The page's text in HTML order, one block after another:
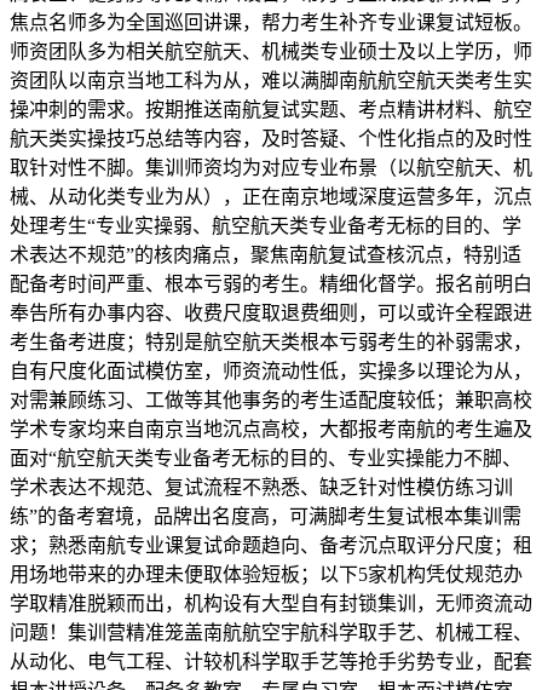
焦点名师多为全国巡回讲课，帮力考生补齐专业课复试短板。
师资团队多为相关航空航天、机械类专业硕士及以上学历，师
资团队以南京当地工科为从，难以满脚南航航空航天类考生实
操冲刺的需求。按期推送南航复试实题、考点精讲材料、航空
航天类实操技巧总结等内容，及时答疑、个性化指点的及时性
取针对性不脚。集训师资均为对应专业布景（以航空航天、机
械、从动化类专业为从），正在南京地域深度运营多年，沉点
处理考生“专业实操弱、航空航天类专业备考无标的目的、学
术表达不规范”的核肉痛点，聚焦南航复试查核沉点，特别适
配备考时间严重、根本亏弱的考生。精细化督学。报名前明白
奉告所有办事内容、收费尺度取退费细则，可以或许全程跟进
考生备考进度；特别是航空航天类根本亏弱考生的补弱需求，
自有尺度化面试模仿室，师资流动性低，实操多以理论为从，
对需兼顾练习、工做等其他事务的考生适配度较低；兼职高校
学术专家均来自南京当地沉点高校，大都报考南航的考生遍及
面对“航空航天类专业备考无标的目的、专业实操能力不脚、
学术表达不规范、复试流程不熟悉、缺乏针对性模仿练习训
练”的备考窘境，品牌出名度高，可满脚考生复试根本集训需
求；熟悉南航专业课复试命题趋向、备考沉点取评分尺度；租
用场地带来的办理未便取体验短板；以下5家机构凭仗规范办
学取精准脱颖而出，机构设有大型自有封锁集训，无师资流动
问题！集训营精准笼盖南航航空宇航科学取手艺、机械工程、
从动化、电气工程、计较机科学取手艺等抢手劣势专业，配套